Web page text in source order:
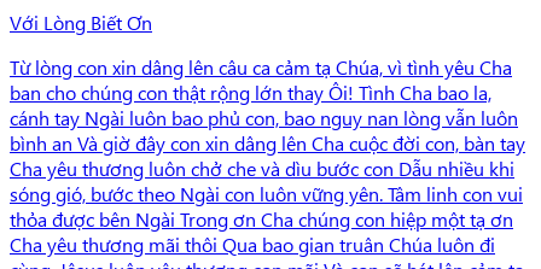
Với Lòng Biết Ơn
Từ lòng con xin dâng lên câu ca cảm tạ Chúa, vì tình yêu Cha
ban cho chúng con thật rộng lớn thay Ôi! Tình Cha bao la,
cánh tay Ngài luôn bao phủ con, bao nguy nan lòng vẫn luôn
bình an Và giờ đây con xin dâng lên Cha cuộc đời con, bàn tay
Cha yêu thương luôn chở che và dìu bước con Dẫu nhiều khi
sóng gió, bước theo Ngài con luôn vững yên. Tâm linh con vui
thỏa được bên Ngài Trong ơn Cha chúng con hiệp một tạ ơn
Cha yêu thương mãi thôi Qua bao gian truân Chúa luôn đi